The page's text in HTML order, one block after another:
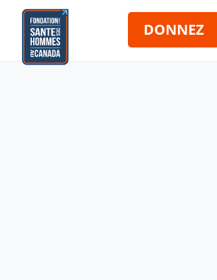
DONNEZ